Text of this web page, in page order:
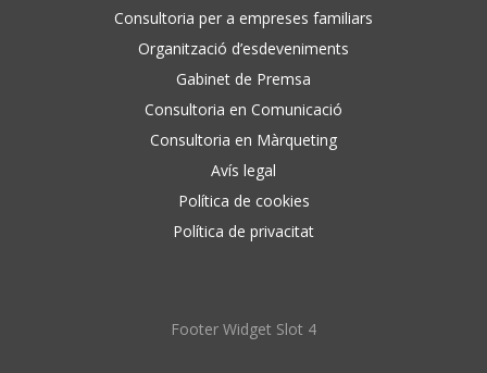
Consultoria per a empreses familiars
Organització d’esdeveniments
Gabinet de Premsa
Consultoria en Comunicació
Consultoria en Màrqueting
Avís legal
Política de cookies
Política de privacitat
Footer Widget Slot 4